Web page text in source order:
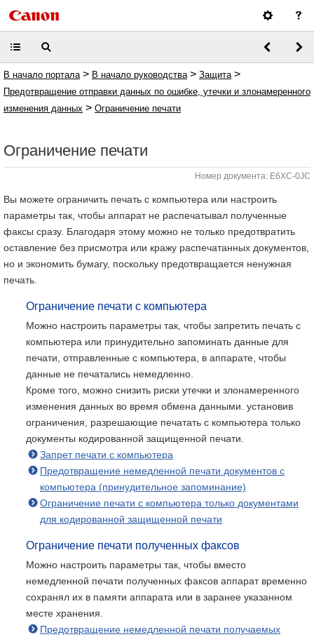
В начало портала > В начало руководства > Защита >
Предотвращение отправки данных по ошибке, утечки и злонамеренного
изменения данных > Ограничение печати
Ограничение печати
Номер документа: E6XC-0JC
Вы можете ограничить печать с компьютера или настроить
параметры так, чтобы аппарат не распечатывал полученные
факсы сразу. Благодаря этому можно не только предотвратить
оставление без присмотра или кражу распечатанных документов,
но и экономить бумагу, поскольку предотвращается ненужная
печать.
Ограничение печати с компьютера
Можно настроить параметры так, чтобы запретить печать с
компьютера или принудительно запоминать данные для
печати, отправленные с компьютера, в аппарате, чтобы
данные не печатались немедленно.
Кроме того, можно снизить риски утечки и злонамеренного
изменения данных во время обмена данными. установив
ограничения, разрешающие печатать с компьютера только
документы кодированной защищенной печати.
Запрет печати с компьютера
Предотвращение немедленной печати документов с
компьютера (принудительное запоминание)
Ограничение печати с компьютера только документами
для кодированной защищенной печати
Ограничение печати полученных факсов
Можно настроить параметры так, чтобы вместо
немедленной печати полученных факсов аппарат временно
сохранял их в памяти аппарата или в заранее указанном
месте хранения.
Предотвращение немедленной печати получаемых